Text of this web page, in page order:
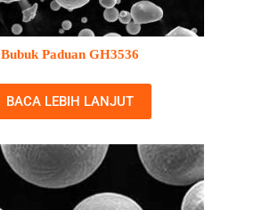
Bubuk Paduan GH3536
BACA LEBIH LANJUT